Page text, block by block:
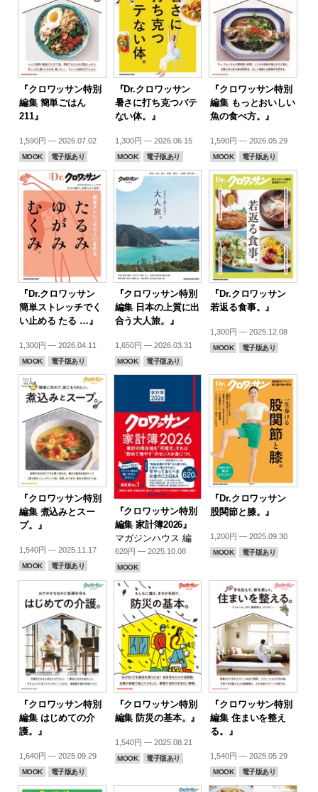
『クロワッサン特別
編集 簡単ごはん
211』
1,590円 — 2026.07.02
MOOK 電子版あり
『Dr.クロワッサン
暑さに打ち克つバテ
ない体。』
1,300円 — 2026.06.15
MOOK 電子版あり
『クロワッサン特別
編集 もっとおいしい
魚の食べ方。』
1,590円 — 2026.05.29
MOOK 電子版あり
『Dr.クロワッサン
簡単ストレッチでく
い止める たる …』
1,300円 — 2026.04.11
MOOK 電子版あり
『クロワッサン特別
編集 日本の上質に出
合う大人旅。』
1,650円 — 2026.03.31
MOOK 電子版あり
『Dr.クロワッサン
若返る食事。』
1,300円 — 2025.12.08
MOOK 電子版あり
『クロワッサン特別
編集 煮込みとスー
プ。』
1,540円 — 2025.11.17
MOOK 電子版あり
『クロワッサン特別
編集 家計簿2026』
マガジンハウス 編
620円 — 2025.10.08
MOOK
『Dr.クロワッサン
股関節と膝。』
1,200円 — 2025.09.30
MOOK 電子版あり
『クロワッサン特別
編集 はじめての介
護。』
1,640円 — 2025.09.29
MOOK 電子版あり
『クロワッサン特別
編集 防災の基本。』
1,540円 — 2025.08.21
MOOK 電子版あり
『クロワッサン特別
編集 住まいを整え
る。』
1,540円 — 2025.05.29
MOOK 電子版あり